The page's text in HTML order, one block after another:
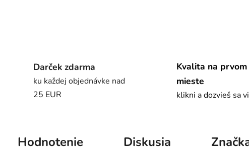
Darček zdarma
ku každej objednávke nad
25 EUR
Kvalita na prvom
mieste
klikni a dozvieš sa
Hodnotenie Diskusia